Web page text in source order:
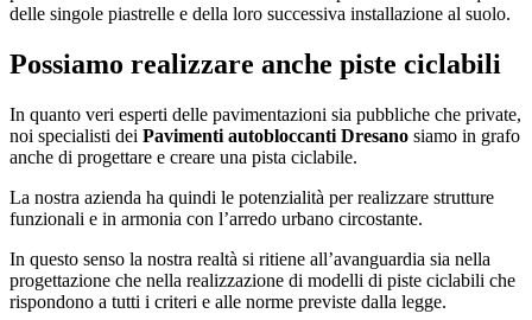
delle singole piastrelle e della loro successiva installazione al suolo.
Possiamo realizzare anche piste ciclabili
In quanto veri esperti delle pavimentazioni sia pubbliche che private,
noi specialisti dei Pavimenti autobloccanti Dresano siamo in grafo
anche di progettare e creare una pista ciclabile.
La nostra azienda ha quindi le potenzialità per realizzare strutture
funzionali e in armonia con l’arredo urbano circostante.
In questo senso la nostra realtà si ritiene all’avanguardia sia nella
progettazione che nella realizzazione di modelli di piste ciclabili che
rispondono a tutti i criteri e alle norme previste dalla legge.